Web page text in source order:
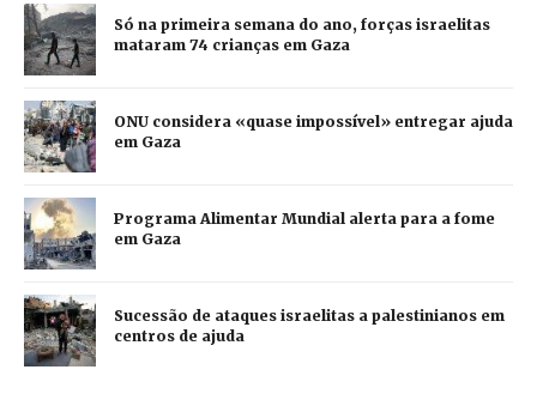
Só na primeira semana do ano, forças israelitas
mataram 74 crianças em Gaza
ONU considera «quase impossível» entregar ajuda
em Gaza
Programa Alimentar Mundial alerta para a fome
em Gaza
Sucessão de ataques israelitas a palestinianos em
centros de ajuda